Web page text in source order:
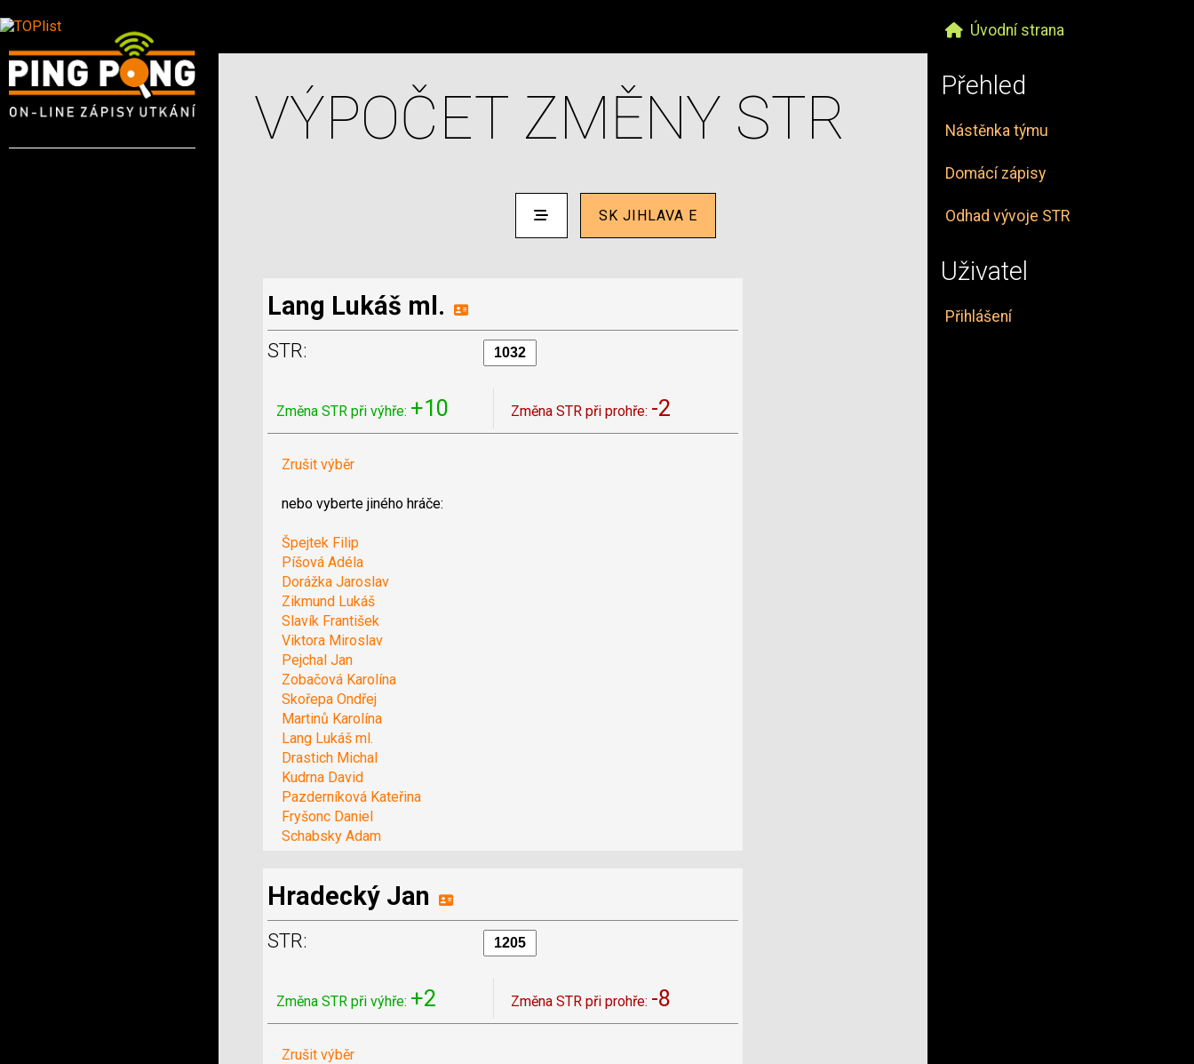
Úvodní strana
Přehled
Nástěnka týmu
Domácí zápisy
Odhad vývoje STR
Uživatel
Přihlášení
VÝPOČET ZMĚNY STR
SK JIHLAVA E
Lang Lukáš ml.
STR:
Změna STR při výhře: +10 Změna STR při prohře: -2
Zrušit výběr
nebo vyberte jiného hráče:
Špejtek Filip
Píšová Adéla
Dorážka Jaroslav
Zikmund Lukáš
Slavík František
Viktora Miroslav
Pejchal Jan
Zobačová Karolína
Skořepa Ondřej
Martinů Karolína
Lang Lukáš ml.
Drastich Michal
Kudrna David
Pazderníková Kateřina
Fryšonc Daniel
Schabsky Adam
Hradecký Jan
STR:
Změna STR při výhře: +2 Změna STR při prohře: -8
Zrušit výběr